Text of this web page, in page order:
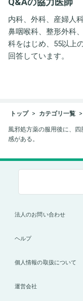
内科、外科、産婦人
鼻咽喉科、整形外科
科をはじめ、55以上
回答しています。
トップ カテゴリ一覧
風邪処方薬の服用後に、
感がある。
法人のお問い合わせ
ヘルプ
個人情報の取扱について
運営会社